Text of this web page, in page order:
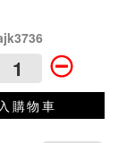
購物車